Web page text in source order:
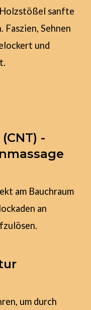
sanfte
Sehnen
und
-
am Bauchraum
an
um durch